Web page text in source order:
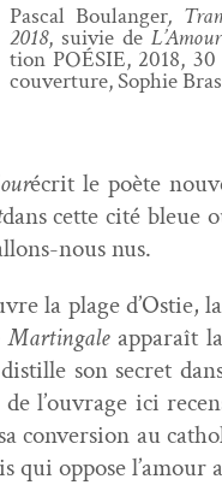
Pas­cal Boulanger,
2018, suiv­ie de
tion POÉSIE, 2018,
cou­ver­ture, Sophie
écrit le poète
dans cette cité bleue
nous nus.
la plage d’Ostie,
Mar­tin­gale appa­raît
son secret
l’ouvrage ici
con­ver­sion au
qui oppose l’amour